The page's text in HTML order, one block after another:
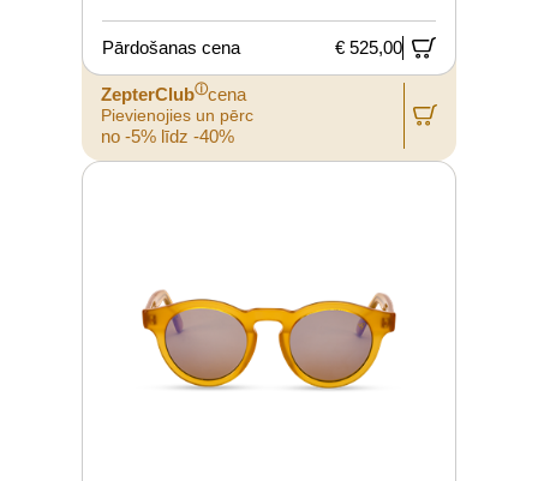
Pārdošanas cena € 525,00
ZepterClubⓘcena
Pievienojies un pērc
no -5% līdz -40%